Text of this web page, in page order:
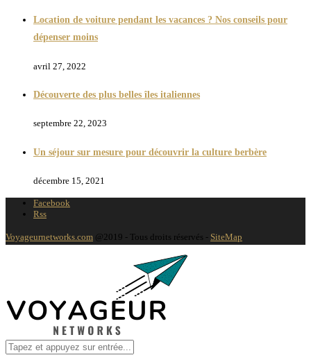
Location de voiture pendant les vacances ? Nos conseils pour
dépenser moins
avril 27, 2022
Découverte des plus belles îles italiennes
septembre 22, 2023
Un séjour sur mesure pour découvrir la culture berbère
décembre 15, 2021
Facebook
Rss
Voyageurnetworks.com @2019 - Tous droits réservés - SiteMap